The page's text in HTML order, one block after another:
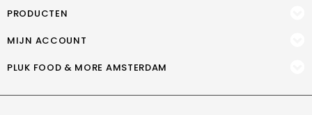
PRODUCTEN
MIJN ACCOUNT
PLUK FOOD & MORE AMSTERDAM